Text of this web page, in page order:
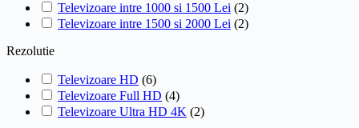
Televizoare intre 1000 si 1500 Lei (2)
Televizoare intre 1500 si 2000 Lei (2)
Rezolutie
Televizoare HD (6)
Televizoare Full HD (4)
Televizoare Ultra HD 4K (2)